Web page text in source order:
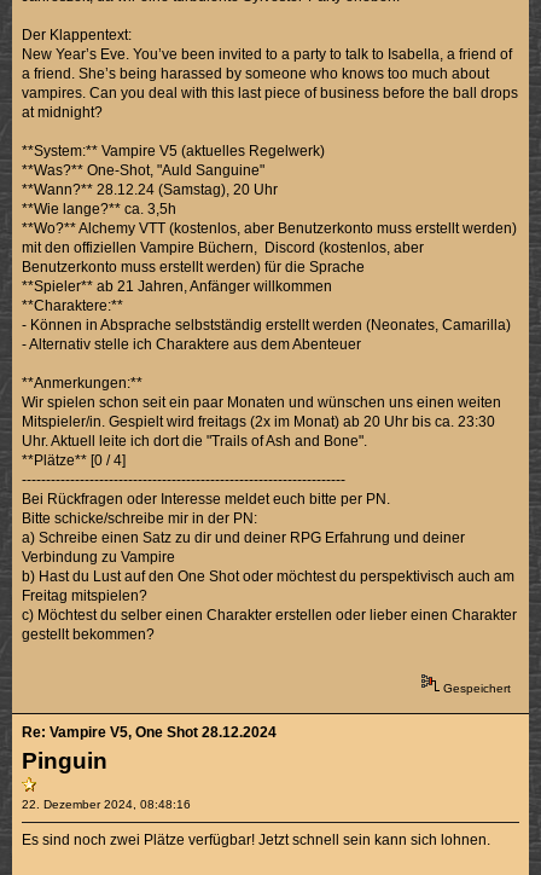
Der Klappentext:
New Year’s Eve. You’ve been invited to a party to talk to Isabella, a friend of
a friend. She’s being harassed by someone who knows too much about
vampires. Can you deal with this last piece of business before the ball drops
at midnight?
**System:** Vampire V5 (aktuelles Regelwerk)
**Was?** One-Shot, "Auld Sanguine"
**Wann?** 28.12.24 (Samstag), 20 Uhr
**Wie lange?** ca. 3,5h
**Wo?** Alchemy VTT (kostenlos, aber Benutzerkonto muss erstellt werden)
mit den offiziellen Vampire Büchern, Discord (kostenlos, aber
Benutzerkonto muss erstellt werden) für die Sprache
**Spieler** ab 21 Jahren, Anfänger willkommen
**Charaktere:**
- Können in Absprache selbstständig erstellt werden (Neonates, Camarilla)
- Alternativ stelle ich Charaktere aus dem Abenteuer
**Anmerkungen:**
Wir spielen schon seit ein paar Monaten und wünschen uns einen weiten
Mitspieler/in. Gespielt wird freitags (2x im Monat) ab 20 Uhr bis ca. 23:30
Uhr. Aktuell leite ich dort die "Trails of Ash and Bone".
**Plätze** [0 / 4]
-------------------------------------------------------------------
Bei Rückfragen oder Interesse meldet euch bitte per PN.
Bitte schicke/schreibe mir in der PN:
a) Schreibe einen Satz zu dir und deiner RPG Erfahrung und deiner
Verbindung zu Vampire
b) Hast du Lust auf den One Shot oder möchtest du perspektivisch auch am
Freitag mitspielen?
c) Möchtest du selber einen Charakter erstellen oder lieber einen Charakter
gestellt bekommen?
Gespeichert
Pinguin
22. Dezember 2024, 08:48:16
Re: Vampire V5, One Shot 28.12.2024
Es sind noch zwei Plätze verfügbar! Jetzt schnell sein kann sich lohnen.